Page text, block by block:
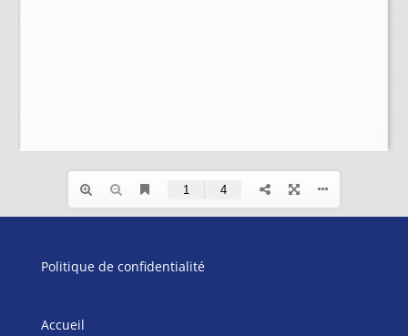
Politique de confidentialité
Accueil